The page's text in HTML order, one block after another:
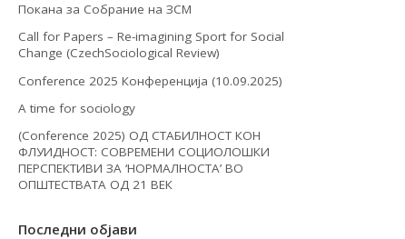
Покана за Собрание на ЗСМ
Call for Papers – Re-imagining Sport for Social
Change (CzechSociological Review)
Conference 2025 Конференција (10.09.2025)
A time for sociology
(Conference 2025) ОД СТАБИЛНОСТ КОН
ФЛУИДНОСТ: СОВРЕМЕНИ СОЦИОЛОШКИ
ПЕРСПЕКТИВИ ЗА ‘НОРМАЛНОСТА’ ВО
ОПШТЕСТВАТА ОД 21 ВЕК
Последни објави